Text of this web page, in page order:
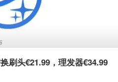
刷头€21.99，理发器€34.99